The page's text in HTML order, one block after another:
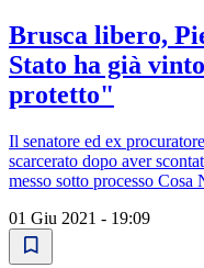
Brusca libero,
Stato ha già
protetto"
Il senatore ed ex
scarcerato dopo aver
messo sotto processo Cosa
01 Giu 2021 - 19:09